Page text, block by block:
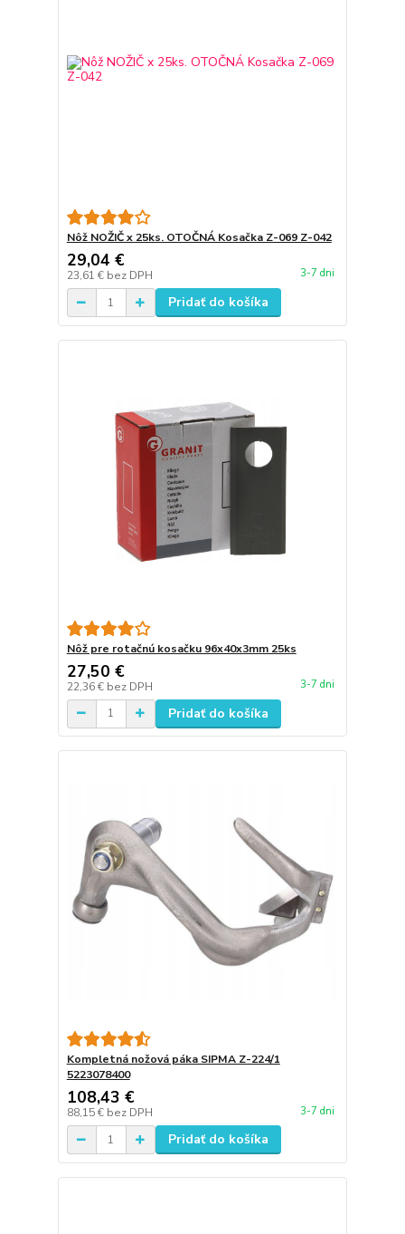
Nôž NOŽIČ x 25ks. OTOČNÁ Kosačka Z-069 Z-042
29,04 €
23,61 € bez DPH 3-7 dni
Pridať do košíka
Nôž pre rotačnú kosačku 96x40x3mm 25ks
27,50 €
22,36 € bez DPH 3-7 dni
Pridať do košíka
Kompletná nožová páka SIPMA Z-224/1
5223078400
108,43 €
88,15 € bez DPH 3-7 dni
Pridať do košíka